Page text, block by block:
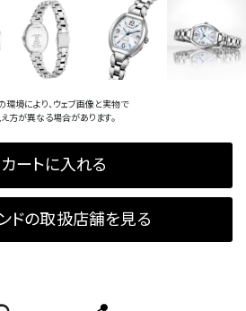
境により、ウェブ画像と実物で
方が異なる場合があります。
カートに入れる
ドの取扱店舗を見る